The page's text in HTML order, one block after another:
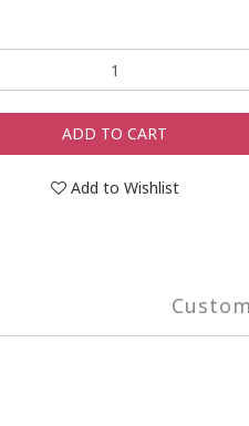
ADD TO CART
Add to Wishlist